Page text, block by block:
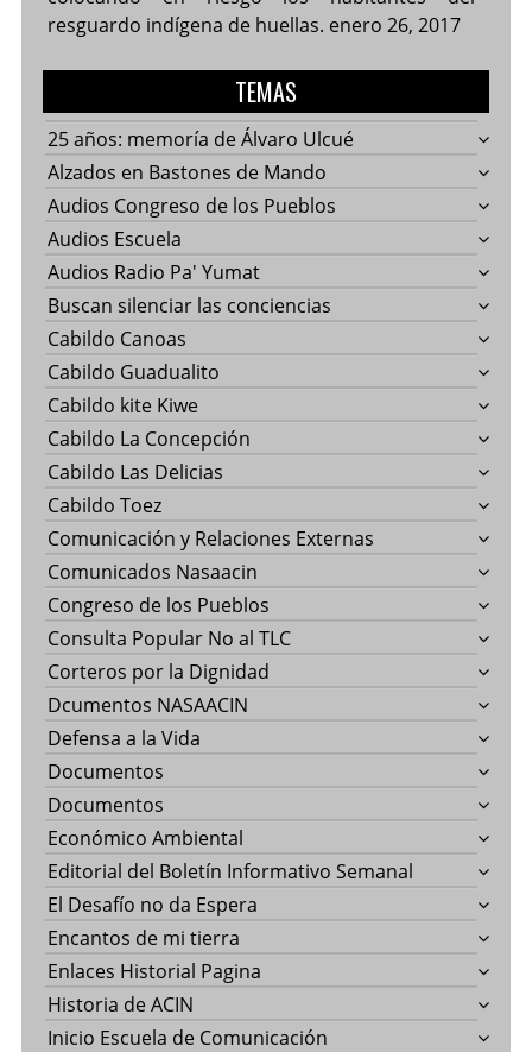
resguardo indígena de huellas. enero 26, 2017
TEMAS
25 años: memoría de Álvaro Ulcué
Alzados en Bastones de Mando
Audios Congreso de los Pueblos
Audios Escuela
Audios Radio Pa' Yumat
Buscan silenciar las conciencias
Cabildo Canoas
Cabildo Guadualito
Cabildo kite Kiwe
Cabildo La Concepción
Cabildo Las Delicias
Cabildo Toez
Comunicación y Relaciones Externas
Comunicados Nasaacin
Congreso de los Pueblos
Consulta Popular No al TLC
Corteros por la Dignidad
Dcumentos NASAACIN
Defensa a la Vida
Documentos
Documentos
Económico Ambiental
Editorial del Boletín Informativo Semanal
El Desafío no da Espera
Encantos de mi tierra
Enlaces Historial Pagina
Historia de ACIN
Inicio Escuela de Comunicación